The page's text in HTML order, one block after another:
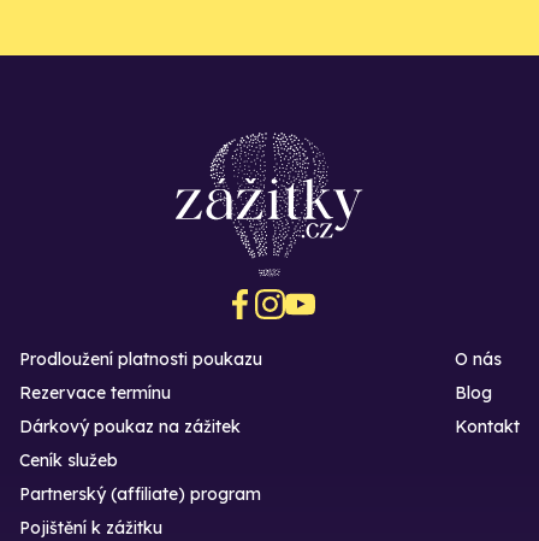
Prodloužení platnosti poukazu
Rezervace termínu
Dárkový poukaz na zážitek
O nás
Blog
Kontakt
Ceník služeb
Partnerský (affiliate) program
Pojištění k zážitku